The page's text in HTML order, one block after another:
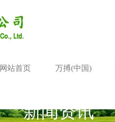
网站首页 万搏(中国)
新闻资讯